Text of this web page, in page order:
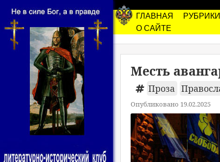
ГЛАВНАЯ
РУБРИКИ
О САЙТЕ
Месть
Проза
Опубликовано 19.02.2025